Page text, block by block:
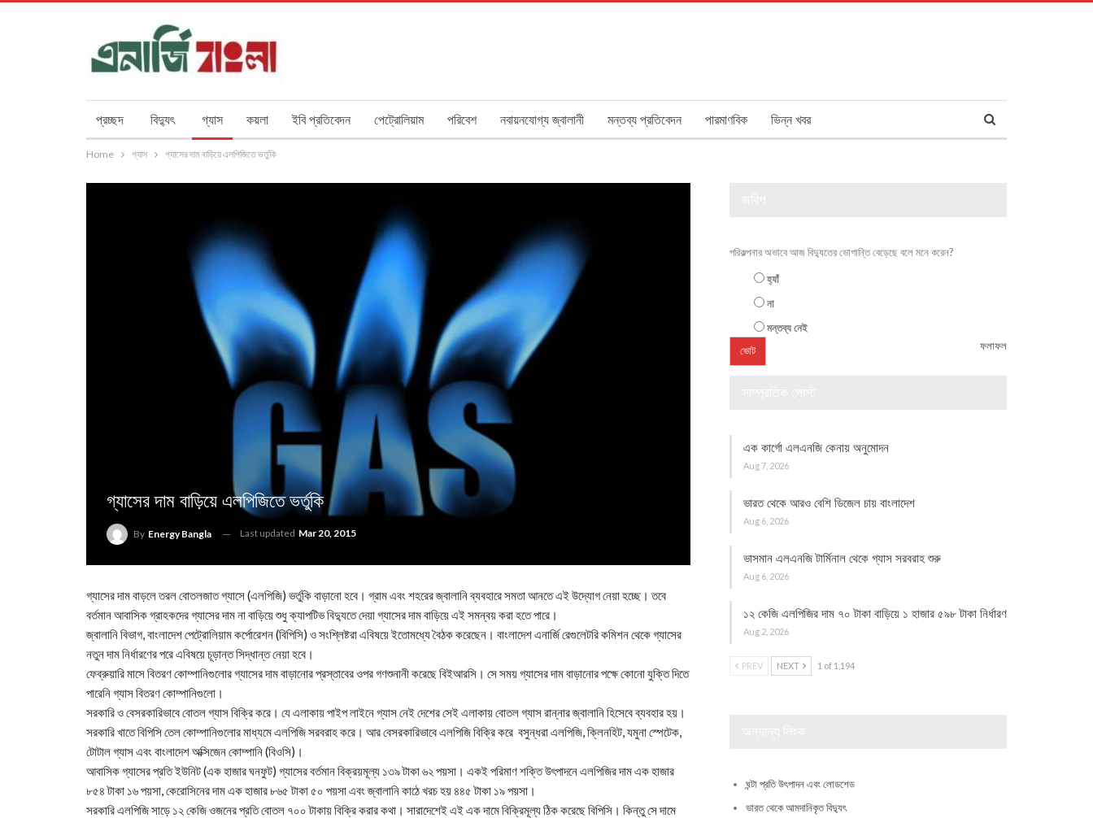
প্রচ্ছদ বিদ্যুৎ গ্যাস কয়লা ইবি প্রতিবেদন পেট্রোলিয়াম পরিবেশ নবায়নযোগ্য জ্বালানী মন্তব্য প্রতিবেদন পারমাণবিক ভিন্ন খবর
Home গ্যাস গ্যাসের দাম বাড়িয়ে এলপিজিতে ভর্তুকি
গ্যাসের দাম বাড়িয়ে এলপিজিতে ভর্তুকি
By Energy Bangla Last updated Mar 20, 2015
গ্যাসের দাম বাড়লে তরল বোতলজাত গ্যাসে (এলপিজি) ভর্তুকি বাড়ানো হবে। গ্রাম এবং শহরের জ্বালানি ব্যবহারে সমতা আনতে এই উদ্যোগ নেয়া হচ্ছে। তবে
বর্তমান আবাসিক গ্রাহকদের গ্যাসের দাম না বাড়িয়ে শুধু ক্যাপটিভ বিদ্যুতে দেয়া গ্যাসের দাম বাড়িয়ে এই সমন্বয় করা হতে পারে।
জ্বালানি বিভাগ, বাংলাদেশ পেট্রোলিয়াম কর্পোরেশন (বিপিসি) ও সংশ্লিষ্টরা এবিষয়ে ইতোমধ্যে বৈঠক করেছেন। বাংলাদেশ এনার্জি রেগুলেটরি কমিশন থেকে গ্যাসের
নতুন দাম নির্ধারণের পরে এবিষয়ে চূড়ান্ত সিদ্ধান্ত নেয়া হবে।
ফেব্রুয়ারি মাসে বিতরণ কোম্পানিগুলোর গ্যাসের দাম বাড়ানোর প্রস্তাবের ওপর গণশুনানী করেছে বিইআরসি। সে সময় গ্যাসের দাম বাড়ানোর পক্ষে কোনো যুক্তি দিতে
পারেনি গ্যাস বিতরণ কোম্পানিগুলো।
সরকারি ও বেসরকারিভাবে বোতল গ্যাস বিক্রি করে। যে এলাকায় পাইপ লাইনে গ্যাস নেই দেশের সেই এলাকায় বোতল গ্যাস রান্নার জ্বালানি হিসেবে ব্যবহার হয়।
সরকারি খাতে বিপিসি তেল কোম্পানিগুলোর মাধ্যমে এলপিজি সরবরাহ করে। আর বেসরকারিভাবে এলপিজি বিক্রি করে বসুন্ধরা এলপিজি, ক্লিনহিট, যমুনা স্পেটেক,
টোটাল গ্যাস এবং বাংলাদেশ অক্সিজেন কোম্পানি (বিওসি)।
আবাসিক গ্যাসের প্রতি ইউনিট (এক হাজার ঘনফুট) গ্যাসের বর্তমান বিক্রয়মূল্য ১৩৯ টাকা ৬২ পয়সা। একই পরিমাণ শক্তি উৎপাদনে এলপিজির দাম এক হাজার
৮৫৪ টাকা ১৬ পয়সা, কেরোসিনের দাম এক হাজার ৮৬৫ টাকা ৫০ পয়সা এবং জ্বালানি কাঠে খরচ হয় ৪৪৫ টাকা ১৯ পয়সা।
সরকারি এলপিজি সাড়ে ১২ কেজি ওজনের প্রতি বোতল ৭০০ টাকায় বিক্রি করার কথা। সারাদেশেই এই এক দামে বিক্রিমূল্য ঠিক করেছে বিপিসি। কিন্তু সে দামে
পরিকল্পনার অভাবে আজ বিদ্যুতের ভোগান্তি বেড়েছে বলে মনে করেন?
হ্যাঁ
না
মন্তব্য নেই
ফলাফল
এক কার্গো এলএনজি কেনায় অনুমোদন
Aug 7, 2026
ভারত থেকে আরও বেশি ডিজেল চায় বাংলাদেশ
Aug 6, 2026
ভাসমান এলএনজি টার্মিনাল থেকে গ্যাস সরবরাহ শুরু
Aug 6, 2026
১২ কেজি এলপিজির দাম ৭০ টাকা বাড়িয়ে ১ হাজার ৫৯৮ টাকা নির্ধারণ
Aug 2, 2026
PREV NEXT 1 of 1,194
ঘন্টা প্রতি উৎপাদন এবং লোডশেড
ভারত থেকে আমদানিকৃত বিদ্যুৎ